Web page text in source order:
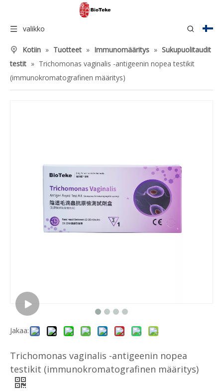
valikko
Kotiin » Tuotteet » Immunomääritys » Sukupuolitaudit
testit » Trichomonas vaginalis -antigeenin nopea testikit
(immunokromatografinen määritys)
Jakaa:
Trichomonas vaginalis -antigeenin nopea
testikit (immunokromatografinen määritys)